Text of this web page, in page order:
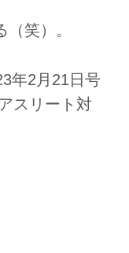
笑）。
年2月21日号
スリート対